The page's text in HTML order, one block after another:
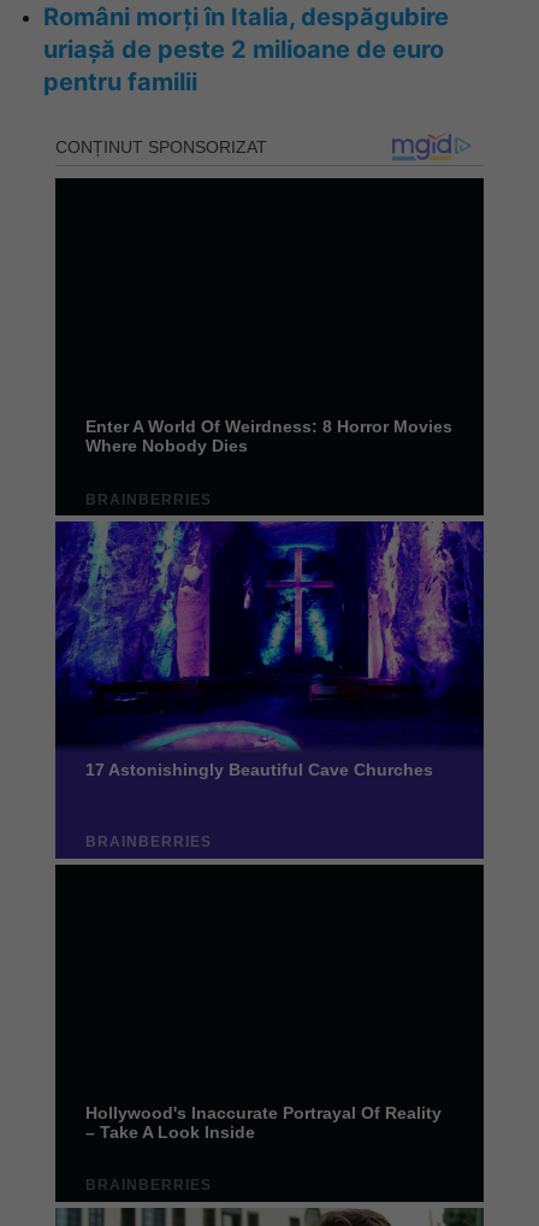
Români morți în Italia, despăgubire
uriașă de peste 2 milioane de euro
pentru familii